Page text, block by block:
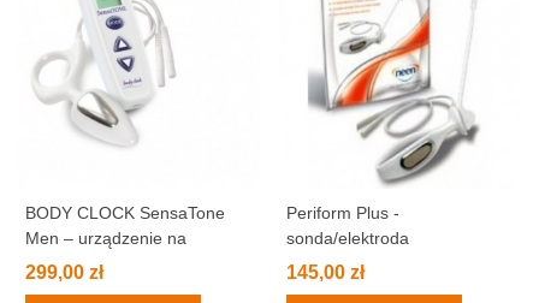
BODY CLOCK SensaTone
Men – urządzenie na
nietrzymanie moczu dla
299,00 zł
Periform Plus -
sonda/elektroda
dopochwowa, do użytku
145,00 zł